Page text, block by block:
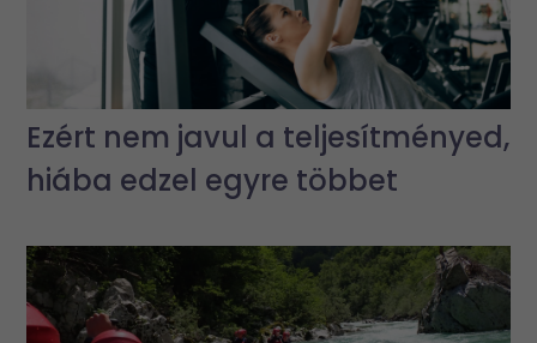
Ezért nem javul a teljesítményed,
hiába edzel egyre többet